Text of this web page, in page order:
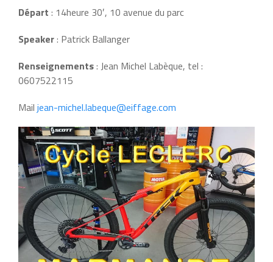
Départ : 14heure 30′, 10 avenue du parc
Speaker: Patrick Ballanger
Renseignements: Jean Michel Labèque, tel :
0607522115
Mail jean-michel.labeque@eiffage.com